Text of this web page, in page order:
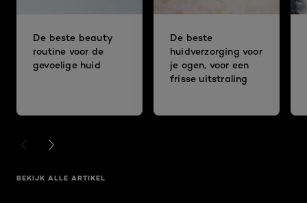
De beste beauty
routine voor de
gevoelige huid
De beste
huidverzorging voor
je ogen, voor een
frisse uitstraling
PREVIOUS CARD
NEXT CARD
BEKIJK ALLE ARTIKEL